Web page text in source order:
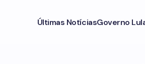
Últimas NotíciasGoverno